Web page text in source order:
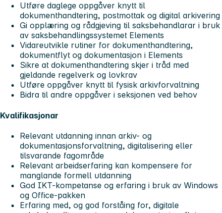
Utføre daglege oppgåver knytt til
dokumenthandtering, postmottak og digital arkivering
Gi opplæring og rådgjeving til saksbehandlarar i bruk
av saksbehandlingssystemet Elements
Vidareutvikle rutiner for dokumenthandtering,
dokumentflyt og dokumentasjon i Elements
Sikre at dokumenthandtering skjer i tråd med
gjeldande regelverk og lovkrav
Utføre oppgåver knytt til fysisk arkivforvaltning
Bidra til andre oppgåver i seksjonen ved behov
Kvalifikasjonar
Relevant utdanning innan arkiv- og
dokumentasjonsforvaltning, digitalisering eller
tilsvarande fagområde
Relevant arbeidserfaring kan kompensere for
manglande formell utdanning
God IKT-kompetanse og erfaring i bruk av Windows
og Office-pakken
Erfaring med, og god forståing for, digitale